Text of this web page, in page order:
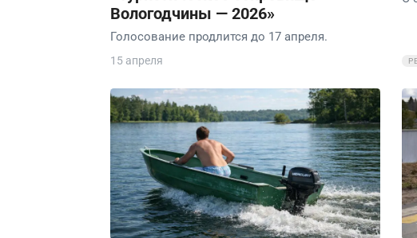
Вологодчины — 2026»
Голосование продлится до 17 апреля.
15 апреля